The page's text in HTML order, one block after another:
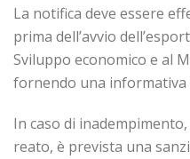
La notifica deve essere
prima dell’avvio
Sviluppo economico e al
fornendo una informativa
In caso di
reato, è prevista una